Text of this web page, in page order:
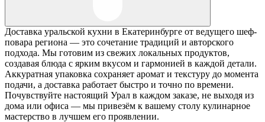
Доставка уральской кухни в Екатеринбурге от ведущего шеф-
повара региона — это сочетание традиций и авторского
подхода. Мы готовим из свежих локальных продуктов,
создавая блюда с ярким вкусом и гармонией в каждой детали.
Аккуратная упаковка сохраняет аромат и текстуру до момента
подачи, а доставка работает быстро и точно по времени.
Почувствуйте настоящий Урал в каждом заказе, не выходя из
дома или офиса — мы привезём к вашему столу кулинарное
мастерство в лучшем его проявлении.